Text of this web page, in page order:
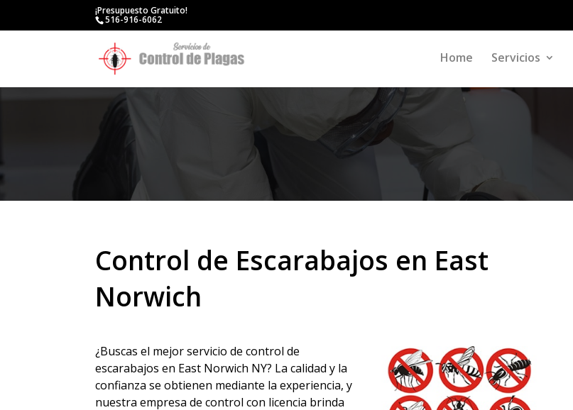
¡Presupuesto Gratuito!
516-916-6062
Home Servicios
Control de Escarabajos en East
Norwich
¿Buscas el mejor servicio de control de
escarabajos en East Norwich NY? La calidad y la
confianza se obtienen mediante la experiencia, y
nuestra empresa de control con licencia brinda